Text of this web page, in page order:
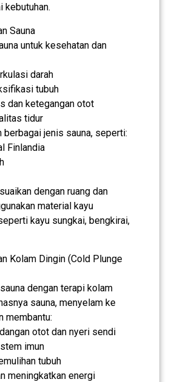
kebutuhan.
Sauna
untuk kesehatan dan
darah
tubuh
dan ketegangan otot
tidur
berbagai jenis sauna, seperti:
Finlandia
dengan ruang dan
material kayu
kayu sungkai, bengkirai,
Kolam Dingin (Cold Plunge
dengan terapi kolam
sauna, menyelam ke
membantu:
otot dan nyeri sendi
imun
tubuh
meningkatkan energi